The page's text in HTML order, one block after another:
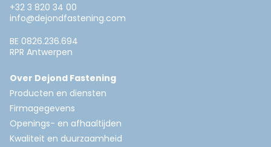
+32 3 820 34 00
info@dejondfastening.com
BE 0826.236.694
RPR Antwerpen
Over Dejond Fastening
Producten en diensten
Firmagegevens
Openings- en afhaaltijden
Kwaliteit en duurzaamheid